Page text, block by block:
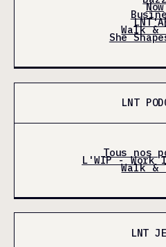
Now
Walk &
She
LNT
Tous nos
L'WIP - Work
Walk &
LNT